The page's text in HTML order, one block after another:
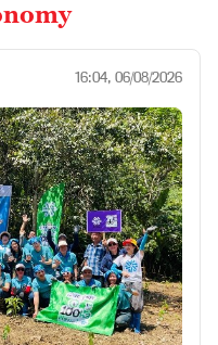
16:04, 06/08/2026